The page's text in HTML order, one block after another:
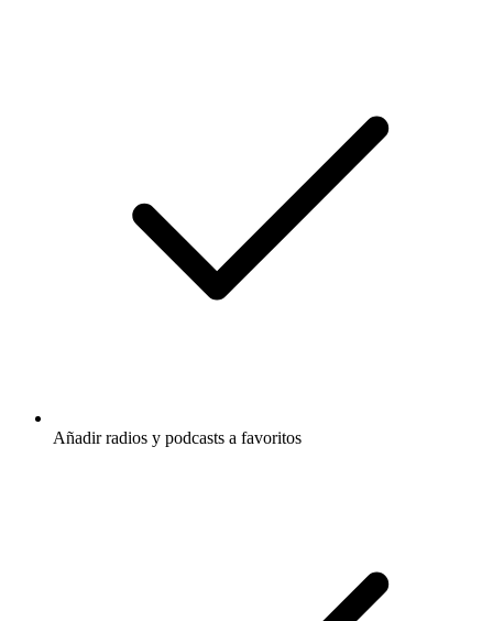
Añadir radios y podcasts a favoritos